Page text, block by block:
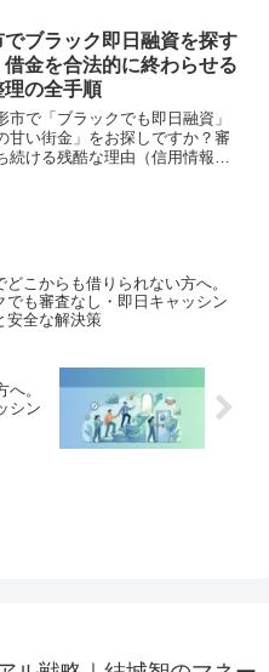
多重債務の地獄から抜け出し、
借金を減額・免除する「債務整
しい知識と、今すぐ督促を止め
談窓口をご案内します。
でブラック即日融資を探す
借金を合法的に終わらせる
理の全手順
市で「ブラックでも即日融資」
甘い街金」をお探しですか？審
続ける残酷な理由（信用情報と
談窓口をご案内します。
どこからも借りられない方へ。
でも審査なし・即日キャッシン
安全な解決策
。
シン